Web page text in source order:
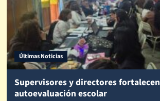
Últimas Noticias
Supervisores y directores
autoevaluación escolar